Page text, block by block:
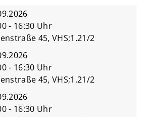
- 16:30 Uhr
45, VHS;1.21/2
- 16:30 Uhr
45, VHS;1.21/2
- 16:30 Uhr